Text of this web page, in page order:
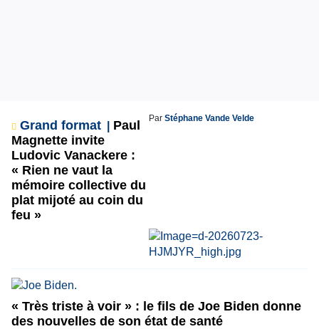
Grand format
Paul
Magnette invite
Ludovic Vanackere :
« Rien ne vaut la
mémoire collective du
plat mijoté au coin du
feu »
Par Stéphane Vande Velde
« Très triste à voir » : le fils de Joe Biden donne
des nouvelles de son état de santé